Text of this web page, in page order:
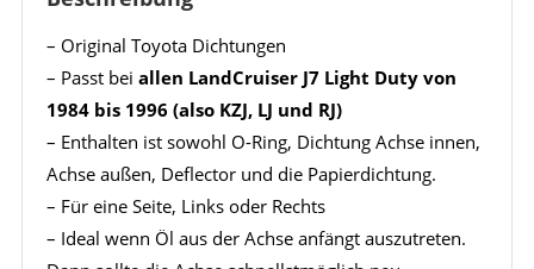
– Original Toyota Dichtungen
– Passt bei allen LandCruiser J7 Light Duty von
1984 bis 1996 (also KZJ, LJ und RJ)
– Enthalten ist sowohl O-Ring, Dichtung Achse innen,
Achse außen, Deflector und die Papierdichtung.
– Für eine Seite, Links oder Rechts
– Ideal wenn Öl aus der Achse anfängt auszutreten.